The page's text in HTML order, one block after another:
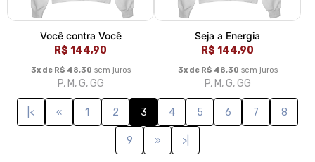
Você contra Você
R$ 144,90
3x de R$ 48,30 sem juros
P, M, G, GG
Seja a Energia
R$ 144,90
3x de R$ 48,30 sem juros
P, M, G, GG
|< « 1 2 3 4 5 6 7 8
9 » >|